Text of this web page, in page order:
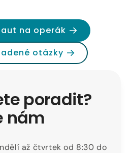
na operák
otázky
poradit?
nám
až čtvrtek od 8:30 do